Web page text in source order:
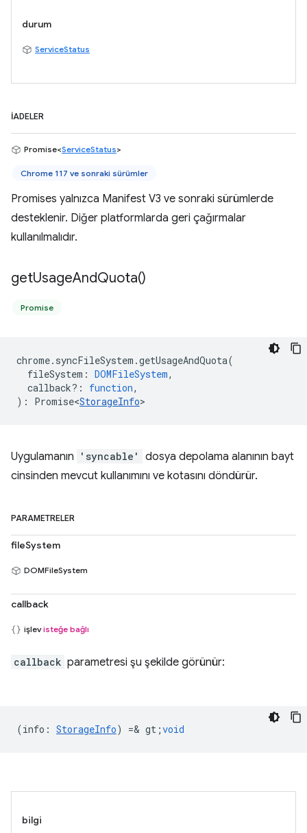
durum
ServiceStatus
İADELER
Promise<ServiceStatus>
Chrome 117 ve sonraki sürümler
Promises yalnızca Manifest V3 ve sonraki sürümlerde
desteklenir. Diğer platformlarda geri çağırmalar
kullanılmalıdır.
getUsageAndQuota()
Promise
chrome. syncFileSystem .getUsageAndQuota(
fileSystem : DOMFileSystem,
callback? : function,
) : Promise<StorageInfo>
Uygulamanın 'syncable'
dosya depolama alanının bayt
cinsinden mevcut kullanımını ve kotasını döndürür.
PARAMETRELER
fileSystem
DOMFileSystem
callback
işlevisteğe bağlı
callback parametresi şu şekilde görünür:
(info : StorageInfo) =& gt;void
bilgi